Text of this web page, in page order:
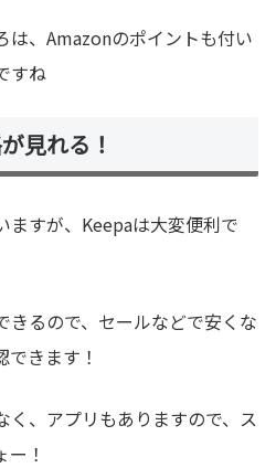
は、Amazonのポイントも付い
すね
見れる！
ますが、Keepaは大変便利で
きるので、セールなどで安くな
きます！
く、アプリもありますので、ス
！